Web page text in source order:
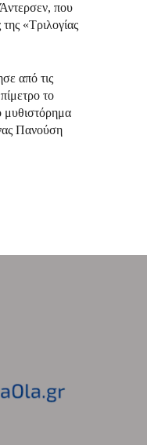
που
«Τριλογίας
από τις
το
μυθιστόρημα
Πανούση